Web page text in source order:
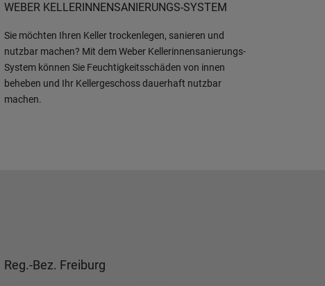
WEBER KELLERINNENSANIERUNGS-SYSTEM
Sie möchten Ihren Keller trockenlegen, sanieren und
nutzbar machen? Mit dem Weber Kellerinnensanierungs-
System können Sie Feuchtigkeitsschäden von innen
beheben und Ihr Kellergeschoss dauerhaft nutzbar
machen.
Reg.-Bez. Freiburg